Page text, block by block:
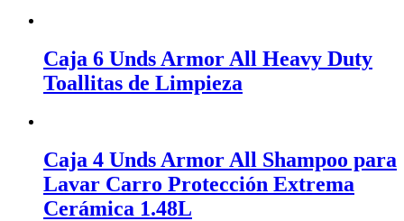
Caja 6 Unds Armor All Heavy Duty
Toallitas de Limpieza
Caja 4 Unds Armor All Shampoo para
Lavar Carro Protección Extrema
Cerámica 1.48L